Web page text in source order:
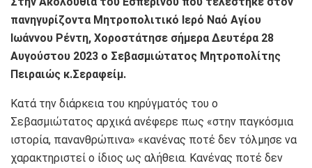
πανηγυρίζοντα Μητροπολιτικό Ιερό Ναό Αγίου
Ιωάννου Ρέντη, Χοροστάτησε σήμερα Δευτέρα 28
Αυγούστου 2023 ο Σεβασμιώτατος Μητροπολίτης
Πειραιώς κ.Σεραφείμ.
Κατά την διάρκεια του κηρύγματός του ο
Σεβασμιώτατος αρχικά ανέφερε πως «στην παγκόσμια
ιστορία, πανανθρώπινα» «κανένας ποτέ δεν τόλμησε να
χαρακτηριστεί ο ίδιος ως αλήθεια. Κανένας ποτέ δεν